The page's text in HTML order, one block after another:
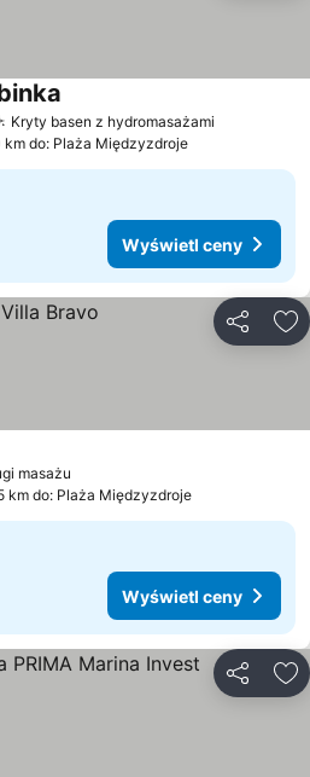
Kryty basen z hydromasażami
km do: Plaża Międzyzdroje
Wyświetl ceny
masażu
km do: Plaża Międzyzdroje
Wyświetl ceny